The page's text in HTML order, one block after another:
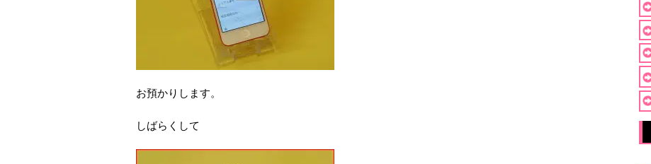
お預かりします。
しばらくして